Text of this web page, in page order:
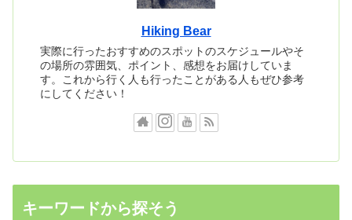
Hiking Bear
実際に行ったおすすめのスポットのスケジュールやそ
の場所の雰囲気、ポイント、感想をお届けしていま
す。これから行く人も行ったことがある人もぜひ参考
にしてください！
キーワードから探そう